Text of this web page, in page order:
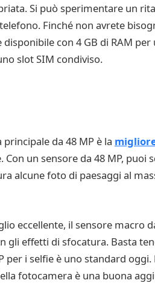
Si può sperimentare un
Finché non avrete
con 4 GB di RAM per
slot SIM condiviso.
da 48 MP è la
un sensore da 48 MP, puoi
alcune foto di paesaggi al
eccellente, il sensore macro
gli effetti di sfocatura. Basta
i selfie è uno standard oggi.
fotocamera è una buona